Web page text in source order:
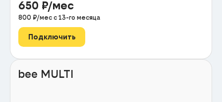
650 ₽/мес
800 ₽/мес с 13-го месяца
Подключить
bee MULTI